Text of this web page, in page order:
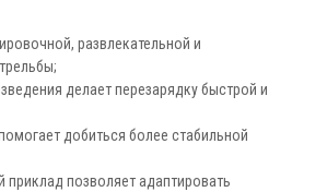
развлекательной и
делает перезарядку быстрой и
добиться более стабильной
приклад позволяет адаптировать